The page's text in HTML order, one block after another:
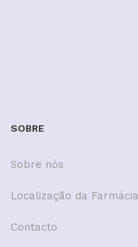
SOBRE
Sobre nós
Localização da Farmácia
Contacto